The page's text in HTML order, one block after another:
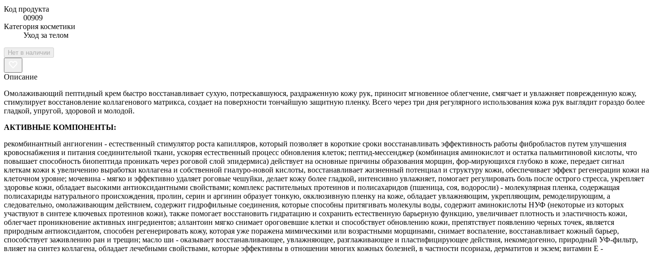
Код продукта
00909
Категория косметики
Уход за телом
Нет в наличии
Описание
Омолаживающий пептидный крем быстро восстанавливает сухую, потрескавшуюся, раздраженную кожу рук, приносит мгновенное облегчение, смягчает и увлажняет поврежденную кожу,
стимулирует восстановление коллагенового матрикса, создает на поверхности тончайшую защитную пленку. Всего через три дня регулярного использования кожа рук выглядит гораздо более
гладкой, упругой, здоровой и молодой.
АКТИВНЫЕ КОМПОНЕНТЫ:
рекомбинантный ангиогенин - естественный стимулятор роста капилляров, который позволяет в короткие сроки восстанавливать эффективность работы фибробластов путем улучшения
кровоснабжения и питания соединительной ткани, ускоряя естественный процесс обновления клеток; пептид-мессенджер (комбинация аминокислот и остатка пальмитиновой кислоты, что
повышает способность биопептида проникать через роговой слой эпидермиса) действует на основные причины образования морщин, фор-мирующихся глубоко в коже, передает сигнал
клеткам кожи к увеличению выработки коллагена и собственной гиалуро-новой кислоты, восстанавливает жизненный потенциал и структуру кожи, обеспечивает эффект регенерации кожи на
клеточном уровне; мочевина - мягко и эффективно удаляет роговые чешуйки, делает кожу более гладкой, интенсивно увлажняет, помогает регулировать боль после острого стресса, укрепляет
здоровье кожи, обладает высокими антиоксидантными свойствами; комплекс растительных протеинов и полисахаридов (пшеница, соя, водоросли) - молекулярная пленка, содержащая
полисахариды натурального происхождения, пролин, серин и аргинин образует тонкую, окклюзивную пленку на коже, обладает увлажняющим, укрепляющим, ремоделирующим, а
следовательно, омолаживающим действием, содержит гидрофильные соединения, которые способны притягивать молекулы воды, содержит аминокислоты НУФ (некоторые из которых
участвуют в синтезе ключевых протеинов кожи), также помогает восстановить гидратацию и сохранить естественную барьерную функцию, увеличивает плотность и эластичность кожи,
облегчает проникновение активных ингредиентов; аллантоин мягко снимает ороговевшие клетки и способствует обновлению кожи, препятствует появлению черных точек, является
природным антиоксидантом, способен регенерировать кожу, которая уже поражена мимическими или возрастными морщинами, снимает воспаление, восстанавливает кожный барьер,
способствует заживлению ран и трещин; масло ши - оказывает восстанавливающее, увлажняющее, разглаживающее и пластифицирующее действия, некомедогенно, природный УФ‑фильтр,
влияет на синтез коллагена, обладает лечебными свойствами, которые эффективны в отношении многих кожных болезней, в частности псориаза, дерматитов и экзем; витамин Е -